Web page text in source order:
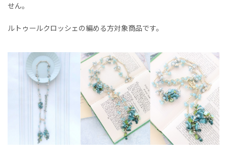
せん。
ルトゥールクロッシェの編める方対象商品です。